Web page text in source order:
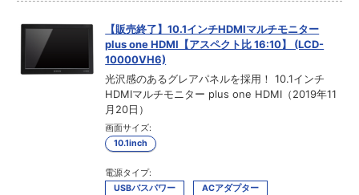
【販売終了】10.1インチHDMIマルチモニター
plus one HDMI【アスペクト比 16:10】 (LCD-
10000VH6)
光沢感のあるグレアパネルを採用！ 10.1インチ
HDMIマルチモニター plus one HDMI（2019年11
月20日）
画面サイズ:
10.1inch
電源タイプ:
USBバスパワー
ACアダプター